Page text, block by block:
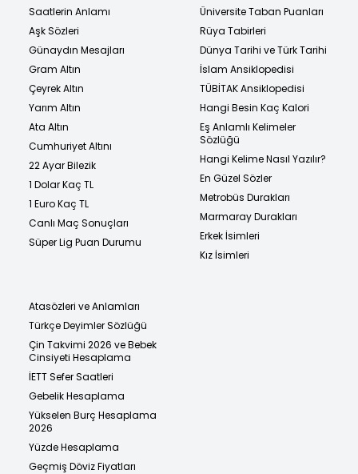
Saatlerin Anlamı
Aşk Sözleri
Günaydın Mesajları
Gram Altın
Çeyrek Altın
Yarım Altın
Ata Altın
Cumhuriyet Altını
22 Ayar Bilezik
1 Dolar Kaç TL
1 Euro Kaç TL
Canlı Maç Sonuçları
Süper Lig Puan Durumu
Üniversite Taban Puanları
Rüya Tabirleri
Dünya Tarihi ve Türk Tarihi
İslam Ansiklopedisi
TÜBİTAK Ansiklopedisi
Hangi Besin Kaç Kalori
Eş Anlamlı Kelimeler
Sözlüğü
Hangi Kelime Nasıl Yazılır?
En Güzel Sözler
Metrobüs Durakları
Marmaray Durakları
Erkek İsimleri
Kız İsimleri
Atasözleri ve Anlamları
Türkçe Deyimler Sözlüğü
Çin Takvimi 2026 ve Bebek
Cinsiyeti Hesaplama
İETT Sefer Saatleri
Gebelik Hesaplama
Yükselen Burç Hesaplama
2026
Yüzde Hesaplama
Geçmiş Döviz Fiyatları